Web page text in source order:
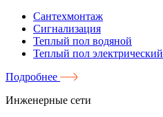
Сантехмонтаж
Сигнализация
Теплый пол водяной
Теплый пол электрический
Подробнее
Инженерные сети